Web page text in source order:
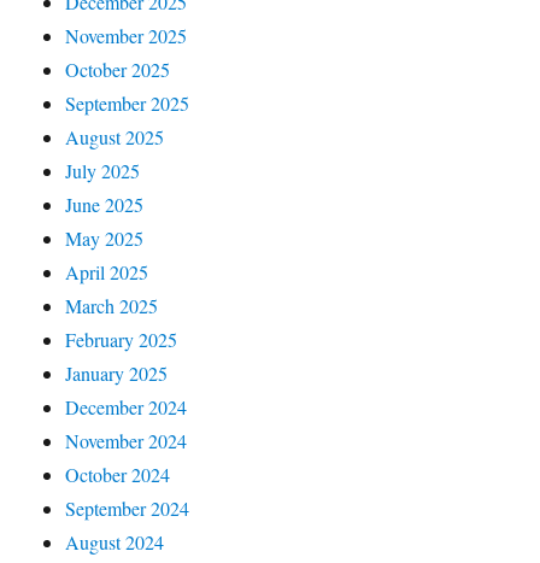
November 2025
October 2025
September 2025
August 2025
July 2025
June 2025
May 2025
April 2025
March 2025
February 2025
January 2025
December 2024
November 2024
October 2024
September 2024
August 2024